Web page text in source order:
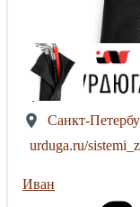
Санкт-
urduga.ru/
Иван